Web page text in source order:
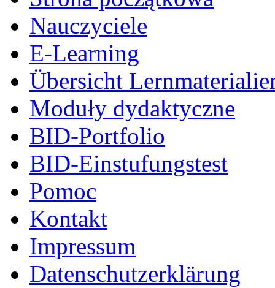
Nauczyciele
E-Learning
Übersicht
Moduły dydaktyczne
BID-Portfolio
BID-Einstufungstest
Pomoc
Kontakt
Impressum
Datenschutzerklärung